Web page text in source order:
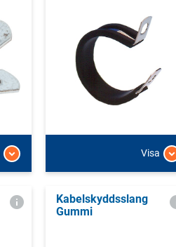
Visa
Kabelskyddsslang
Gummi